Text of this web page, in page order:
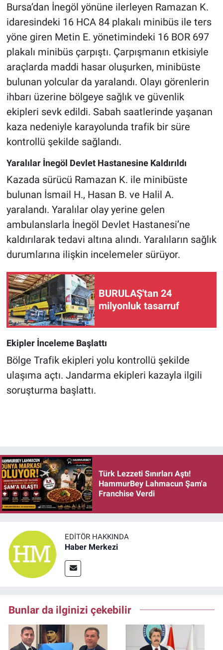
Bursa’dan İnegöl yönüne ilerleyen Ramazan K.
idaresindeki 16 HCA 84 plakalı minibüs ile ters
yöne giren Metin E. yönetimindeki 16 BOR 697
plakalı minibüs çarpıştı. Çarpışmanın etkisiyle
araçlarda maddi hasar oluşurken, minibüste
bulunan yolcular da yaralandı. Olayı görenlerin
ihbarı üzerine bölgeye sağlık ve güvenlik
ekipleri sevk edildi. Sabah saatlerinde yaşanan
kaza nedeniyle karayolunda trafik bir süre
kontrollü şekilde sağlandı.
Yaralılar İnegöl Devlet Hastanesine Kaldırıldı
Kazada sürücü Ramazan K. ile minibüste
bulunan İsmail H., Hasan B. ve Halil A.
yaralandı. Yaralılar olay yerine gelen
ambulanslarla İnegöl Devlet Hastanesi’ne
kaldırılarak tedavi altına alındı. Yaralıların sağlık
durumlarına ilişkin incelemeler sürüyor.
BURULAŞ'tan 24
milyonluk tasarruf
Ekipler İnceleme Başlattı
Bölge Trafik ekipleri yolu kontrollü şekilde
ulaşıma açtı. Jandarma ekipleri kazayla ilgili
soruşturma başlattı.
Türk Lezzeti Sınırları Aştı!
HammurBey Lahmacun Şam'a
Franchise Verdi
EDITÖR HAKKINDA
Haber Merkezi
Bunlar da ilginizi çekebilir